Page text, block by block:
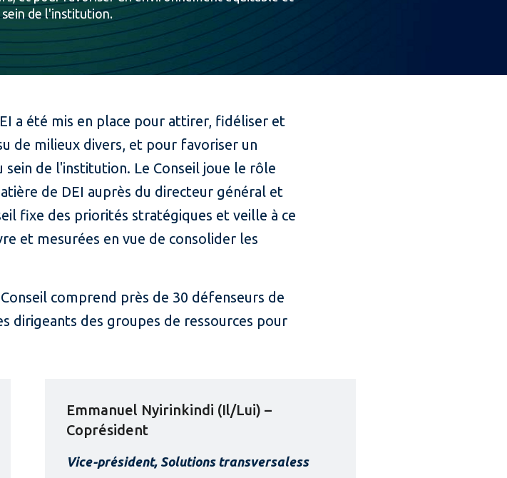
sein de l'institution.
a été mis en place pour attirer, fidéliser et
de milieux divers, et pour favoriser un
de l'institution. Le Conseil joue le rôle
de DEI auprès du directeur général et
fixe des priorités stratégiques et veille à ce
et mesurées en vue de consolider les
comprend près de 30 défenseurs de
dirigeants des groupes de ressources pour
Emmanuel Nyirinkindi (Il/Lui) –
Coprésident
Vice-président, Solutions transversaless